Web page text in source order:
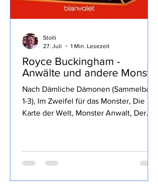
Royce Buckingham -
Anwälte und andere Monster
Nach Dämliche Dämonen (Sammelband
1-3), Im Zweifel für das Monster, Die
Die Klinge des Waldes, und Die
glorreichen Sechs von Royce
27. Juli
1 Min. Lesezeit